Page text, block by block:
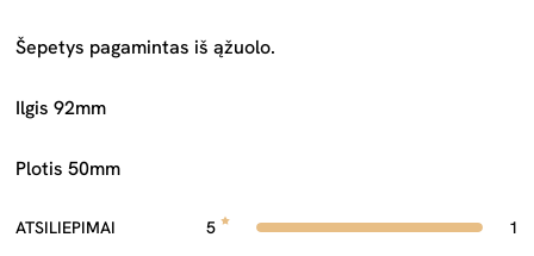
Šepetys pagamintas iš ąžuolo.
Ilgis 92mm
Plotis 50mm
ATSILIEPIMAI 5
1